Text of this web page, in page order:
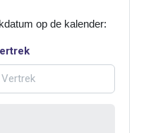
op de kalender: